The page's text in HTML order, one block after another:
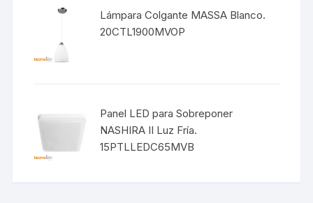
Lámpara Colgante MASSA Blanco.
20CTL1900MVOP
Panel LED para Sobreponer
NASHIRA II Luz Fría.
15PTLLEDC65MVB